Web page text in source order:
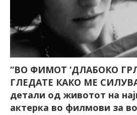
“ВО ФИМОТ ‘ДЛАБОКО
ГЛЕДАТЕ КАКО МЕ
детали од животот на
актерка во филмови за